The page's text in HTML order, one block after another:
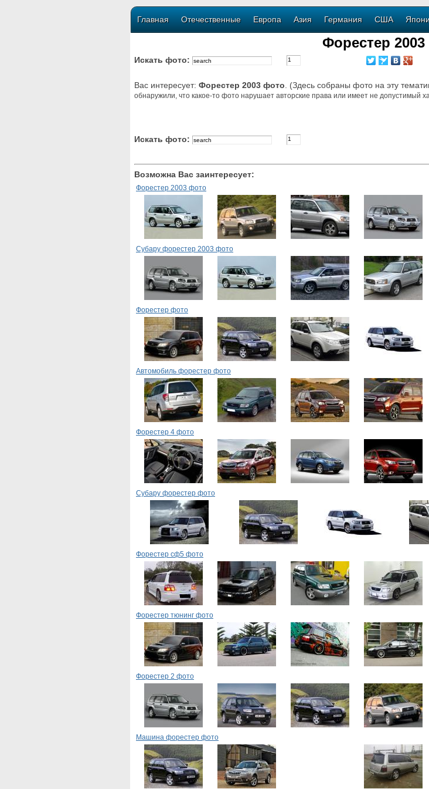
Главная Отечественные Европа Азия Германия США
Форестер
Искать фото:
Вас интересует: Форестер 2003 фото . (Здесь собраны фото на эту
обнаружили, что какое-то фото нарушает авторские права или имеет не допустимый
Искать фото:
Возможна Вас заинтересует:
Форестер 2003 фото
Субару форестер 2003 фото
Форестер фото
Автомобиль форестер фото
Форестер 4 фото
Субару форестер фото
Форестер сф5 фото
Форестер тюнинг фото
Форестер 2 фото
Машина форестер фото